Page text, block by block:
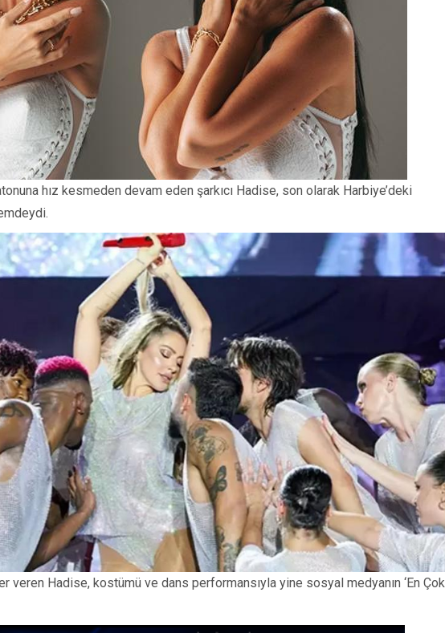
hız kesmeden devam eden şarkıcı Hadise, son olarak Harbiye’deki
veren Hadise, kostümü ve dans performansıyla yine sosyal medyanın ‘En Çok